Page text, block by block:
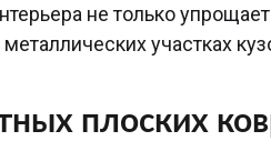
не только
участках
плоских